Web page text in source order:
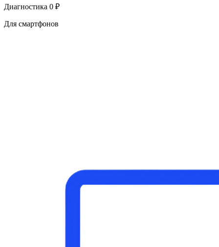
Диагностика 0 ₽
Для смартфонов